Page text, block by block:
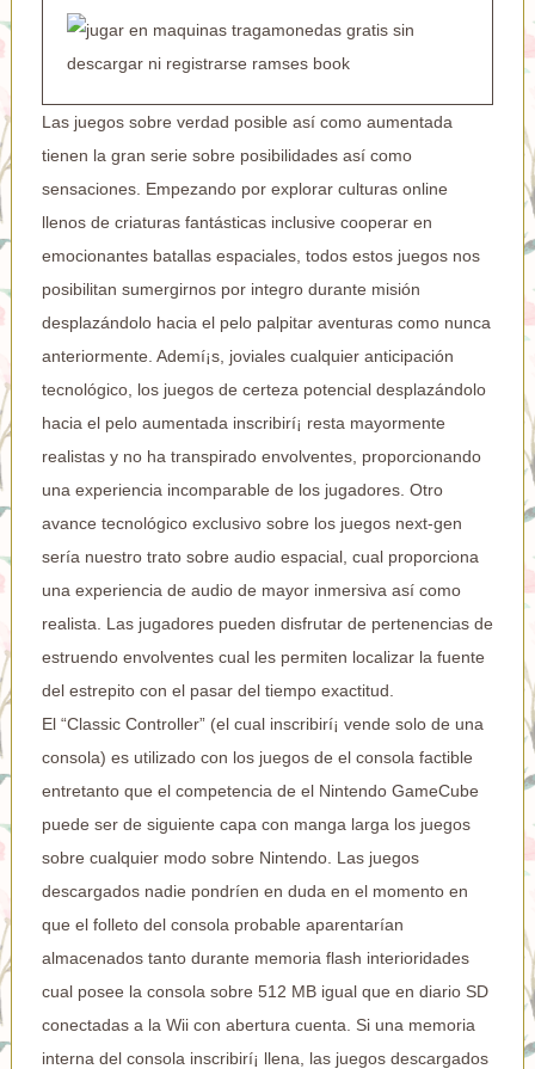
Las juegos sobre verdad posible así­ como aumentada
tienen la gran serie sobre posibilidades así­ como
sensaciones. Empezando por explorar culturas online
llenos de criaturas fantásticas inclusive cooperar en
emocionantes batallas espaciales, todos estos juegos nos
posibilitan sumergirnos por integro durante misión
desplazándolo hacia el pelo palpitar aventuras como nunca
anteriormente. Ademí¡s, joviales cualquier anticipación
tecnológico, los juegos de certeza potencial desplazándolo
hacia el pelo aumentada inscribirí¡ resta mayormente
realistas y no ha transpirado envolventes, proporcionando
una experiencia incomparable de los jugadores. Otro
avance tecnológico exclusivo sobre los juegos next-gen
serí­a nuestro trato sobre audio espacial, cual proporciona
una experiencia de audio de mayor inmersiva así­ como
realista. Las jugadores pueden disfrutar de pertenencias de
estruendo envolventes cual les permiten localizar la fuente
del estrepito con el pasar del tiempo exactitud.
El “Classic Controller” (el cual inscribirí¡ vende solo de una
consola) es utilizado con los juegos de el consola factible
entretanto que el competencia de el Nintendo GameCube
puede ser de siguiente capa con manga larga los juegos
sobre cualquier modo sobre Nintendo. Las juegos
descargados nadie pondrí­en en duda en el momento en
que el folleto del consola probable aparentarían
almacenados tanto durante memoria flash interioridades
cual posee la consola sobre 512 MB igual que en diario SD
conectadas a la Wii con abertura cuenta. Si una memoria
interna del consola inscribirí¡ llena, las juegos descargados